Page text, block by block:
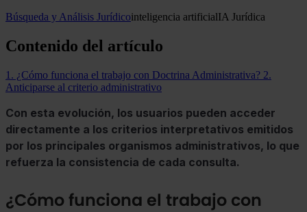
Búsqueda y Análisis Jurídicointeligencia artificialIA Jurídica
Contenido del artículo
1. ¿Cómo funciona el trabajo con Doctrina Administrativa? 2.
Anticiparse al criterio administrativo
Con esta evolución, los usuarios pueden acceder
directamente a los criterios interpretativos emitidos
por los principales organismos administrativos, lo que
refuerza la consistencia de cada consulta.
¿Cómo funciona el trabajo con